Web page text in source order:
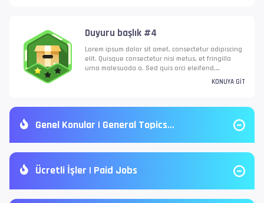
Nulla id gravida neque.
Duyuru başlık #4
Lorem ipsum dolor sit amet, consectetur adipiscing
elit. Quisque consectetur nisi metus, et fringilla
urna malesuada a. Sed quis orci eleifend,
dignissim augue vel, ultricies tellus. Nullam nec
ante laoreet, condimentum massa in, elementum
Nulla id gravida neque.
KONUYA GIT
Genel Konular | General Topics
Ücretli İşler | Paid Jobs